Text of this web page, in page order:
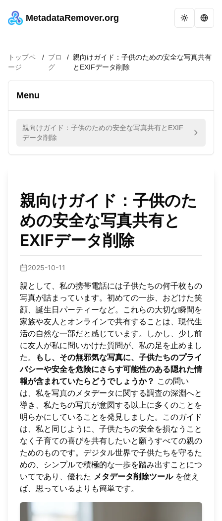
MetadataRemover.org
トップペ
ージ
/ ブロ
グ
/ 親向けガイド：子供のための安全な写真共有
とEXIFデータ削除
Menu
親向けガイド：子供のための安全な写真共有とEXIF
データ削除
親向けガイド：子供のた
めの安全な写真共有と
EXIFデータ削除
2025-10-11
親として、私の携帯電話には子供たちの何千枚もの
写真が詰まっています。初めての一歩、おどけた笑
顔、誕生日パーティーなど。これらの大切な瞬間を
家族や友人とオンラインで共有することは、現代生
活の自然な一部だと感じています。しかし、少し前
に友人が私に問いかけた質問が、私の足を止めまし
た。
もし、その無邪気な写真に、子供たちのプライ
バシーや安全を危険にさらす可能性のある隠れた情
報が含まれていたらどうでしょうか？ この問い
は、私を写真のメタデータに関する調査の深淵へと
導き、私たちの写真が意図する以上に多くのことを
明らかにしていることを発見しました。このガイド
は、私と同じように、子供たちの安全を損なうこと
なく子育ての喜びを共有したいと願うすべての親の
ためのものです。デジタル世界で子供たちを守るた
めの、シンプルで積極的な一歩を踏み出すことにつ
いてであり、優れた メタデータ削除ツールを使え
ば、思っているよりも簡単です。